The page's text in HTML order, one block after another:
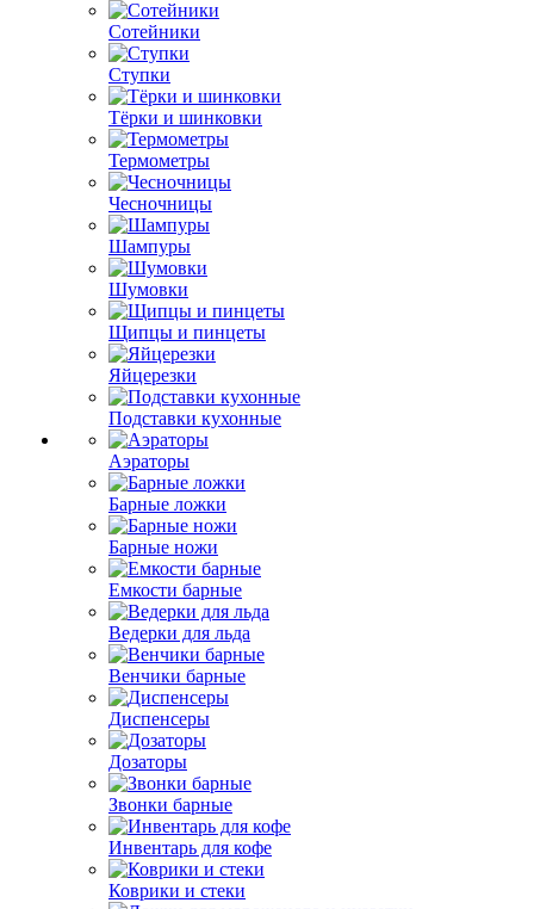
Сотейники
Ступки
Тёрки и шинковки
Термометры
Чесночницы
Шампуры
Шумовки
Щипцы и пинцеты
Яйцерезки
Подставки кухонные
Аэраторы
Барные ложки
Барные ножи
Емкости барные
Ведерки для льда
Венчики барные
Диспенсеры
Дозаторы
Звонки барные
Инвентарь для кофе
Коврики и стеки